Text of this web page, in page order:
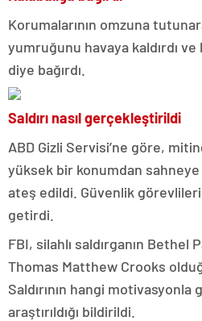
Korumalarının omzuna
yumruğunu havaya kaldırdı ve
diye bağırdı.
Saldırı nasıl gerçekleştirildi
ABD Gizli Servisi’ne göre,
yüksek bir konumdan
ateş edildi. Güvenlik görevlileri
getirdi.
FBI, silahlı saldırganın Bethel
Thomas Matthew Crooks
Saldırının hangi
araştırıldığı bildirildi.